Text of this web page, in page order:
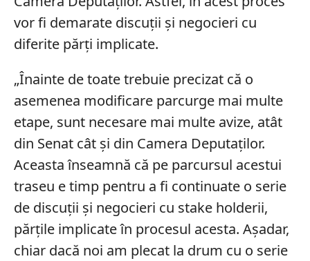
vor fi demarate discuții și negocieri cu
diferite părți implicate.
„Înainte de toate trebuie precizat că o
asemenea modificare parcurge mai multe
etape, sunt necesare mai multe avize, atât
din Senat cât și din Camera Deputaților.
Aceasta înseamnă că pe parcursul acestui
traseu e timp pentru a fi continuate o serie
de discuții și negocieri cu stake holderii,
părțile implicate în procesul acesta. Așadar,
chiar dacă noi am plecat la drum cu o serie